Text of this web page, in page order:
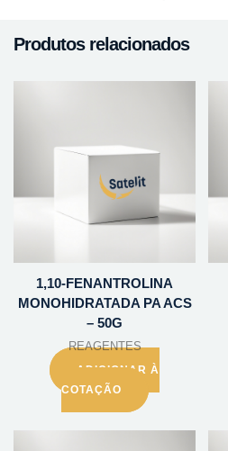
Produtos relacionados
1,10-FENANTROLINA
MONOHIDRATADA PA ACS
– 50G
REAGENTES
ADICIONAR À
COTAÇÃO